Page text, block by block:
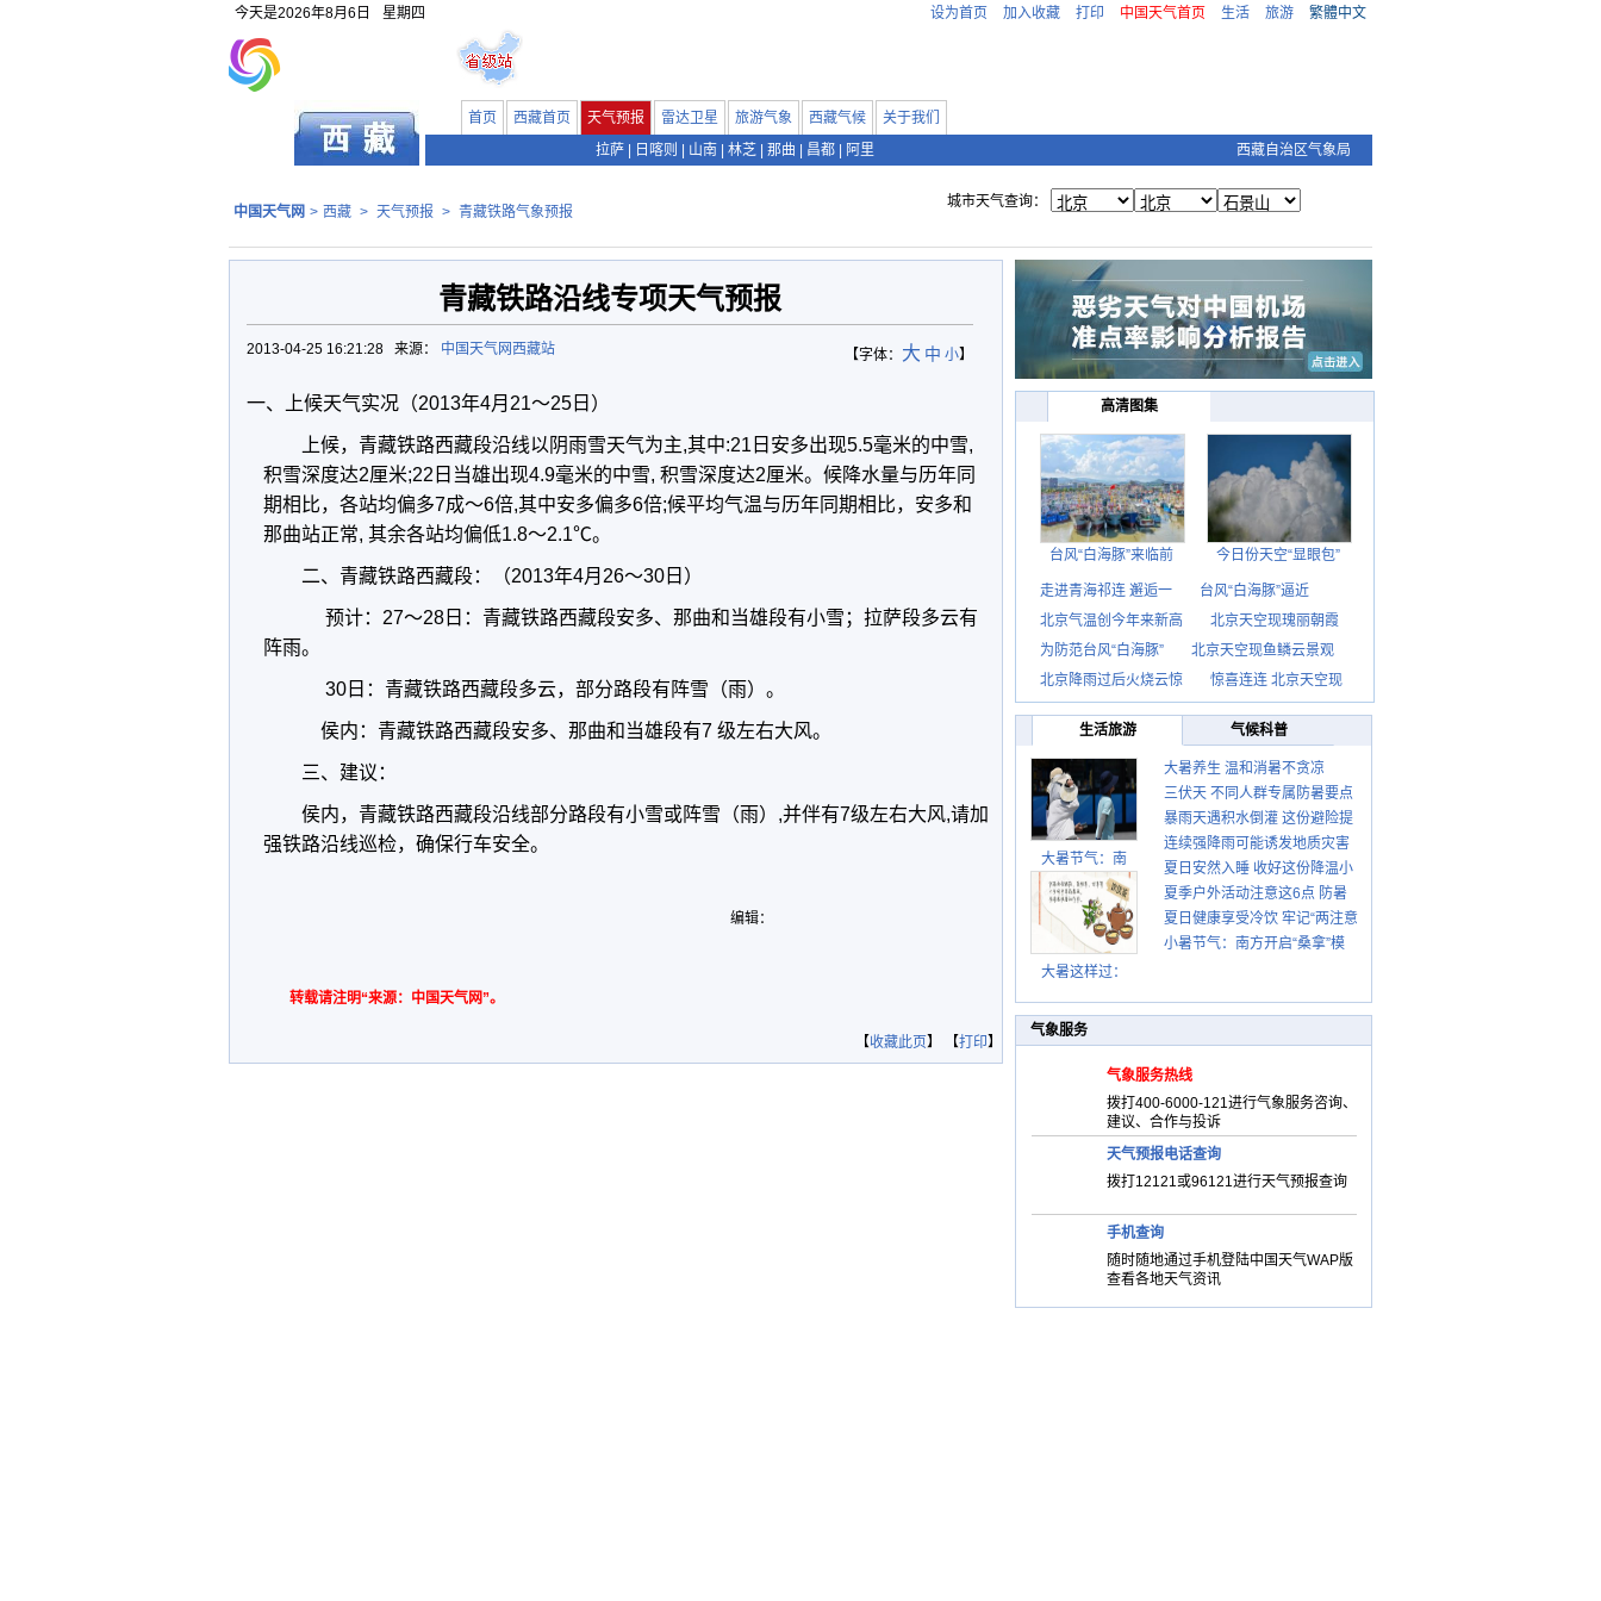
今天是2026年8月6日 星期四 设为首页 加入收藏 打印 中国天气首页 生活 旅游 繁體中文
首页 西藏首页 天气预报 雷达卫星 旅游气象 西藏气候
关于我们
拉萨
日喀则 山南 林芝 那曲 昌都 阿里 西藏自治区气象局
中国天气网 > 西藏 > 天气预报 > 青藏铁路气象预报
城市天气查询：
青藏铁路沿线专项天气预报
【字体： 大 中 小】
2013-04-25 16:21:28 来源： 中国天气网西藏站
一、上候天气实况（2013年4月21～25日）
上候，青藏铁路西藏段沿线以阴雨雪天气为主,其中:21日安多出现5.5毫米的中雪,
积雪深度达2厘米;22日当雄出现4.9毫米的中雪, 积雪深度达2厘米。候降水量与历年同
期相比，各站均偏多7成～6倍,其中安多偏多6倍;候平均气温与历年同期相比，安多和
那曲站正常, 其余各站均偏低1.8～2.1℃。
二、青藏铁路西藏段：（2013年4月26～30日）
预计：27～28日：青藏铁路西藏段安多、那曲和当雄段有小雪；拉萨段多云有
阵雨。
30日：青藏铁路西藏段多云，部分路段有阵雪（雨）。
侯内：青藏铁路西藏段安多、那曲和当雄段有7 级左右大风。
三、建议：
侯内，青藏铁路西藏段沿线部分路段有小雪或阵雪（雨）,并伴有7级左右大风,请加
强铁路沿线巡检，确保行车安全。
编辑：
转载请注明“来源：中国天气网”。
【收藏此页】 【打印】
高清图集
台风“白海豚”来临前 今日份天空“显眼包”
走进青海祁连 邂逅一
台风“白海豚”逼近
北京气温创今年来新高
北京天空现瑰丽朝霞
为防范台风“白海豚”
北京天空现鱼鳞云景观
北京降雨过后火烧云惊
惊喜连连 北京天空现
生活旅游 气候科普
大暑节气：南
大暑这样过：
大暑养生 温和消暑不贪凉
三伏天 不同人群专属防暑要点
请收好
暴雨天遇积水倒灌 这份避险提
示请收好
连续强降雨可能诱发地质灾害
这些前兆要知道
夏日安然入睡 收好这份降温小
贴士
夏季户外活动注意这6点 防暑
健身两不误
夏日健康享受冷饮 牢记“两注意
一控制”
小暑节气：南方开启“桑拿”模
气象服务
气象服务热线
拨打400-6000-121进行气象服务咨询、
建议、合作与投诉
天气预报电话查询
拨打12121或96121进行天气预报查询
手机查询
随时随地通过手机登陆中国天气WAP版
查看各地天气资讯